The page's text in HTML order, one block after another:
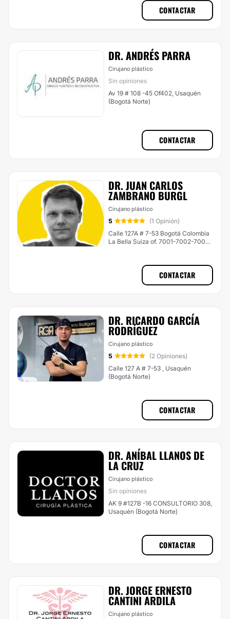
CONTACTAR
DR. ANDRÉS PARRA
Cirujano plástico
Sin opiniones
Av 19 # 108 -45 Of402, Usaquén
(Bogotá Norte)
CONTACTAR
DR. JUAN CARLOS
ZAMBRANO BURGL
Cirujano plástico
5
(1 Opinión)
Calle 127A # 7-53 Bogotá Colombia
La Bella Suiza of. 7001-7002-7004,
CONTACTAR
DR. RICARDO GARCÍA
RODRÍGUEZ
Cirujano plástico
5
(2 Opiniones)
Calle 127 A # 7-53 , Usaquén
(Bogotá Norte)
CONTACTAR
DR. ANÍBAL LLANOS DE
LA CRUZ
Cirujano plástico
Sin opiniones
AK 9 #127B -16 CONSULTORIO 308,
Usaquén (Bogotá Norte)
CONTACTAR
DR. JORGE ERNESTO
CANTINI ARDILA
Cirujano plástico